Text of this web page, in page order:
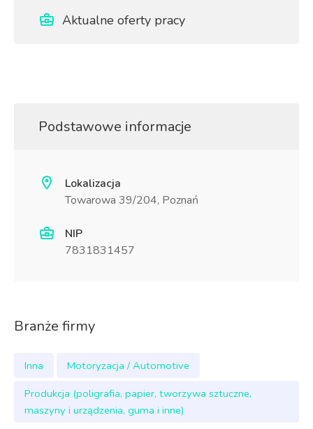
Aktualne oferty pracy
Podstawowe informacje
Lokalizacja
Towarowa 39/204, Poznań
NIP
7831831457
Branże firmy
Inna
Motoryzacja / Automotive
Produkcja (poligrafia, papier, tworzywa sztuczne,
maszyny i urządzenia, guma i inne)